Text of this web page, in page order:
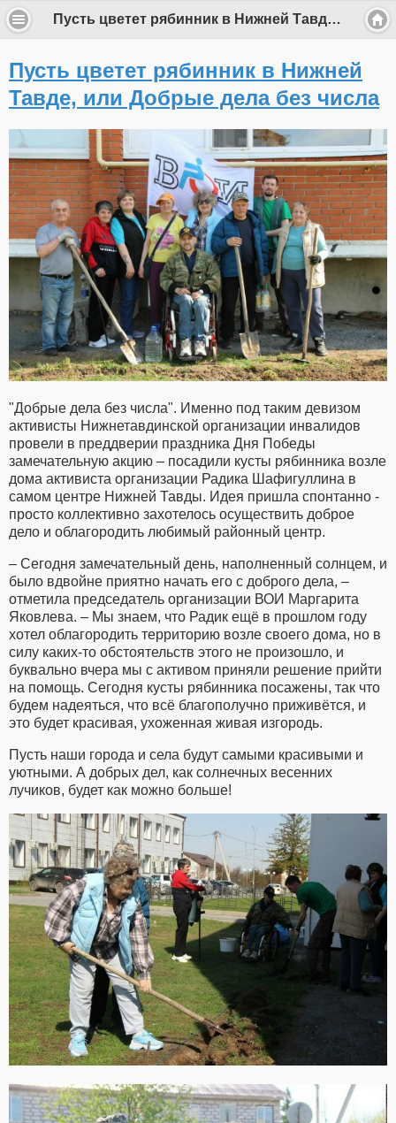
Пусть цветет рябинник в Нижней Тавде, или Добрые дела без числа
Пусть цветет рябинник в Нижней
Тавде, или Добрые дела без числа
"Добрые дела без числа". Именно под таким девизом
активисты Нижнетавдинской организации инвалидов
провели в преддверии праздника Дня Победы
замечательную акцию – посадили кусты рябинника возле
дома активиста организации Радика Шафигуллина в
самом центре Нижней Тавды. Идея пришла спонтанно -
просто коллективно захотелось осуществить доброе
дело и облагородить любимый районный центр.
– Сегодня замечательный день, наполненный солнцем, и
было вдвойне приятно начать его с доброго дела, –
отметила председатель организации ВОИ Маргарита
Яковлева. – Мы знаем, что Радик ещё в прошлом году
хотел облагородить территорию возле своего дома, но в
силу каких-то обстоятельств этого не произошло, и
буквально вчера мы с активом приняли решение прийти
на помощь. Сегодня кусты рябинника посажены, так что
будем надеяться, что всё благополучно приживётся, и
это будет красивая, ухоженная живая изгородь.
Пусть наши города и села будут самыми красивыми и
уютными. А добрых дел, как солнечных весенних
лучиков, будет как можно больше!